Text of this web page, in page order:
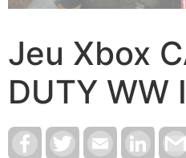
Jeu Xbox
DUTY WW
FacebookTwitter Email